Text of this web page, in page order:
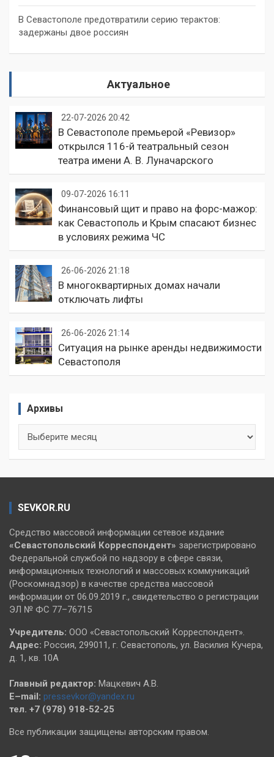
В Севастополе предотвратили серию терактов:
задержаны двое россиян
Актуальное
22-07-2026 20:42
В Севастополе премьерой «Ревизор»
открылся 116-й театральный сезон
театра имени А. В. Луначарского
09-07-2026 16:11
Финансовый щит и право на форс-мажор:
как Севастополь и Крым спасают бизнес
в условиях режима ЧС
26-06-2026 21:18
В многоквартирных домах начали
отключать лифты
26-06-2026 21:14
Ситуация на рынке аренды недвижимости
Севастополя
Архивы
SEVKOR.RU
Средство массовой информации сетевое издание
«Севастопольский Корреспондент» зарегистрировано
Федеральной службой по надзору в сфере связи,
информационных технологий и массовых коммуникаций
(Роскомнадзор) в качестве средства массовой
информации от 06.09.2019 г., свидетельство о регистрации
ЭЛ № ФС 77–76715
Учредитель: ООО «Севастопольский Корреспондент».
Адрес: Россия, 299011, г. Севастополь, ул. Василия Кучера,
д. 1, кв. 10А
Главный редактор: Мацкевич А.В.
E–mail: pressevkor@yandex.ru
тел. +7 (978) 918-52-25
Все публикации защищены авторским правом.